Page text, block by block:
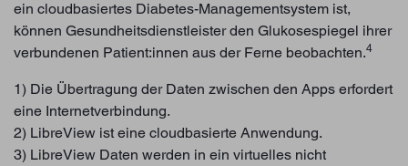
ein cloudbasiertes Diabetes-Managementsystem ist,
können Gesundheitsdienstleister den Glukosespiegel ihrer
verbundenen Patient:innen aus der Ferne beobachten.4
1) Die Übertragung der Daten zwischen den Apps erfordert
eine Internetverbindung.
2) LibreView ist eine cloudbasierte Anwendung.
3) LibreView Daten werden in ein virtuelles nicht